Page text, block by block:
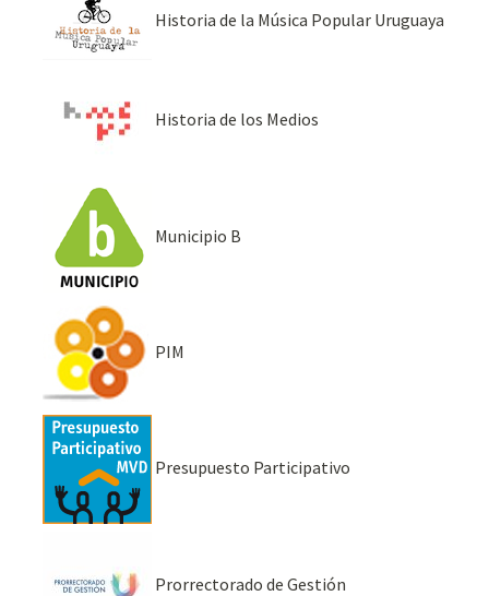
Historia de la Música Popular Uruguaya
Historia de los Medios
Municipio B
PIM
Presupuesto Participativo
Prorrectorado de Gestión